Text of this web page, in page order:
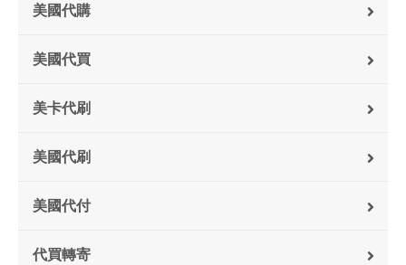
美國代購
美國代買
美卡代刷
美國代刷
美國代付
代買轉寄